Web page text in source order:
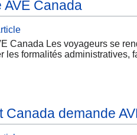
AVE Canada
Canada Les voyageurs se
les formalités administratives,
Canada demande